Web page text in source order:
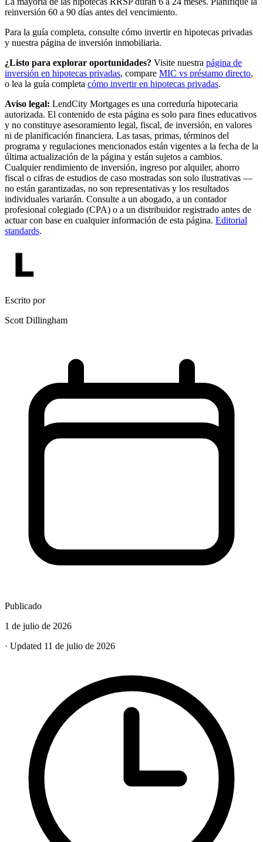
reinversión 60 a 90 días antes del vencimiento.
Para la guía completa, consulte cómo invertir en hipotecas privadas
y nuestra página de inversión inmobiliaria.
¿Listo para explorar oportunidades? Visite nuestra página de
inversión en hipotecas privadas, compare MIC vs préstamo directo,
o lea la guía completa cómo invertir en hipotecas privadas.
Aviso legal: LendCity Mortgages es una correduría hipotecaria
autorizada. El contenido de esta página es solo para fines educativos
y no constituye asesoramiento legal, fiscal, de inversión, en valores
ni de planificación financiera. Las tasas, primas, términos del
programa y regulaciones mencionados están vigentes a la fecha de la
última actualización de la página y están sujetos a cambios.
Cualquier rendimiento de inversión, ingreso por alquiler, ahorro
fiscal o cifras de estudios de caso mostradas son solo ilustrativas —
no están garantizadas, no son representativas y los resultados
individuales variarán. Consulte a un abogado, a un contador
profesional colegiado (CPA) o a un distribuidor registrado antes de
actuar con base en cualquier información de esta página. Editorial
standards.
Escrito por
Scott Dillingham
Publicado
1 de julio de 2026
· Updated 11 de julio de 2026